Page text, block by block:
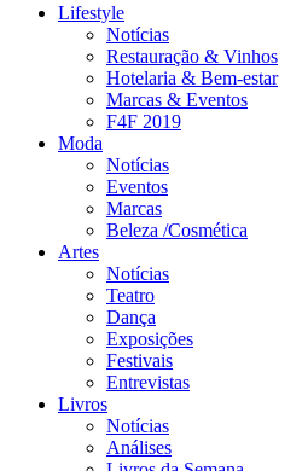
Lifestyle
Notícias
Restauração & Vinhos
Hotelaria & Bem-estar
Marcas & Eventos
F4F 2019
Moda
Notícias
Eventos
Marcas
Beleza /Cosmética
Artes
Notícias
Teatro
Dança
Exposições
Festivais
Entrevistas
Livros
Notícias
Análises